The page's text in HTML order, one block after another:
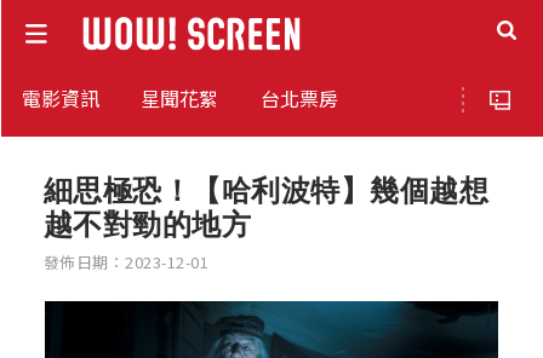
電影資訊 星聞花絮 台北票房
細思極恐！【哈利波特】幾個越想
越不對勁的地方
發佈日期：2023-12-01